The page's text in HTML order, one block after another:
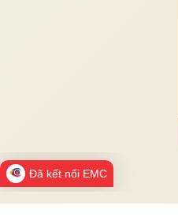
Đã kết nối EMC